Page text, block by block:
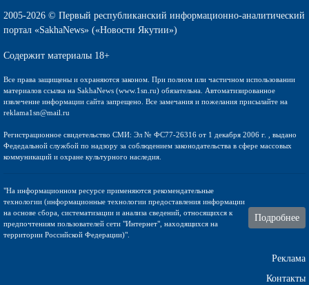
2005-2026 © Первый республиканский информационно-аналитический
портал «SakhaNews» («Новости Якутии»)
Содержит материалы 18+
Все права защищены и охраняются законом. При полном или частичном использовании
материалов ссылка на SakhaNews (www.1sn.ru) обязательна. Автоматизированное
извлечение информации сайта запрещено. Все замечания и пожелания присылайте на
reklama1sn@mail.ru
Регистрационное свидетельство СМИ: Эл № ФС77-26316 от 1 декабря 2006 г. , выдано
Федедальной службой по надзору за соблюдением законодательства в сфере массовых
коммуникаций и охране культурного наследия.
"На информационном ресурсе применяются рекомендательные
технологии (информационные технологии предоставления информации
на основе сбора, систематизации и анализа сведений, относящихся к
предпочтениям пользователей сети "Интернет", находящихся на
территории Российской Федерации)".
Подробнее
Реклама
Контакты